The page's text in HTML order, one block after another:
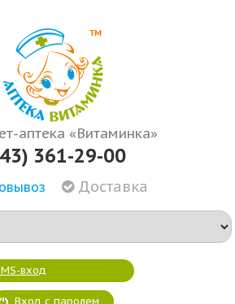
аптека «Витаминка»
361-29-00
Доставка
вход
Вход с паролем